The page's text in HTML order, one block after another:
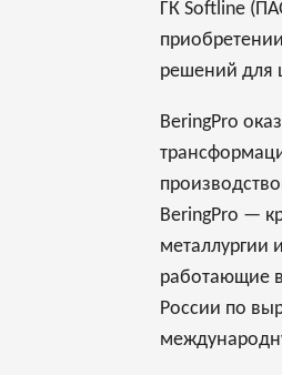
ГК Softline
решений для
BeringPro
BeringPro —
металлургии
работающие
России по